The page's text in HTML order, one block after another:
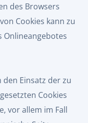
des Browsers
Cookies kann zu
Onlineangebotes
Einsatz der zu
Cookies
vor allem im Fall